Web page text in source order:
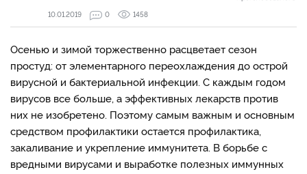
10.01.2019
0 1458
Осенью и зимой торжественно расцветает сезон
простуд: от элементарного переохлаждения до острой
вирусной и бактериальной инфекции. С каждым годом
вирусов все больше, а эффективных лекарств против
них не изобретено. Поэтому самым важным и основным
средством профилактики остается профилактика,
закаливание и укрепление иммунитета. В борьбе с
вредными вирусами и выработке полезных иммунных